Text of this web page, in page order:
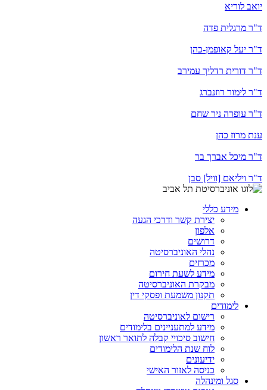
יואב לוריא
ד"ר מרגלית פדה
ד"ר יעל קאופמן-כהן
ד"ר דורית רדליך עמירב
ד"ר לימור רוזנברג
ד"ר עופרה ניר שחם
ענת מרוז כהן
ד"ר מיכל אברך בר
ד"ר ויליאם [וויל] סבן
מידע כללי
יצירת קשר ודרכי הגעה
אלפון
דרושים
נהלי האוניברסיטה
מכרזים
מידע לשעת חירום
מבקרת האוניברסיטה
תקנון משמעת ופסקי דין
לימודים
רישום לאוניברסיטה
מידע למתעניינים בלימודים
חישוב סיכויי קבלה לתואר ראשון
לוח שנת הלימודים
ידיעונים
כניסה לאזור האישי
סגל ומינהלה